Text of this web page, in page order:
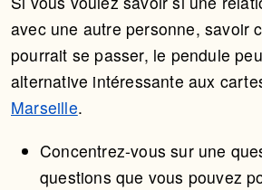
avec une autre personne, savoir
pourrait se passer, le pendule
alternative intéressante aux
Marseille.
Concentrez-vous sur une
questions que vous pouvez